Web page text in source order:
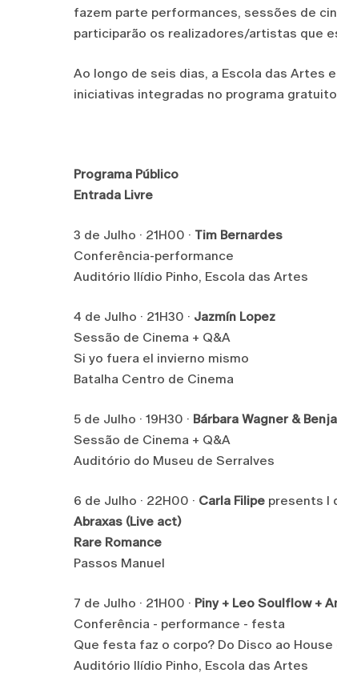
fazem parte performances, sessões de
participarão os realizadores/artistas que
Ao longo de seis dias, a Escola das
iniciativas integradas no programa
Programa Público
Entrada Livre
3 de Julho · 21H00 · Tim Bernardes
Conferência-performance
Auditório Ilídio Pinho, Escola das Artes
4 de Julho · 21H30 · Jazmín Lopez
Sessão de Cinema + Q&A
Si yo fuera el invierno mismo
Batalha Centro de Cinema
5 de Julho · 19H30 · Bárbara Wagner &
Sessão de Cinema + Q&A
Auditório do Museu de Serralves
6 de Julho · 22H00 · Carla Filipe presents I
Abraxas (Live act)
Rare Romance
Passos Manuel
7 de Julho · 21H00 · Piny + Leo Soulflow +
Conferência - performance - festa
Que festa faz o corpo? Do Disco ao
Auditório Ilídio Pinho, Escola das Artes